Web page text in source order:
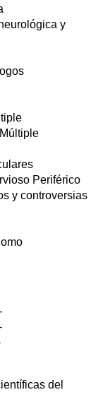
y
Periférico
y controversias
del